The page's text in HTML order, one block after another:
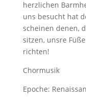
herzlichen
uns besucht hat
scheinen denen,
sitzen, unsre
richten!
Chormusik
Epoche: